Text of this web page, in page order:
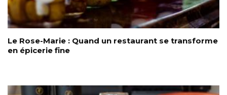
Le Rose-Marie : Quand un restaurant se transforme
en épicerie fine